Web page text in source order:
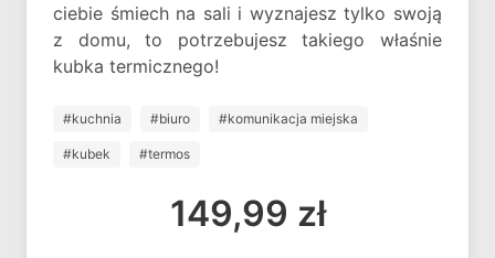
ciebie śmiech na sali i wyznajesz tylko swoją
z domu, to potrzebujesz takiego właśnie
kubka termicznego!
#kuchnia #biuro #komunikacja miejska
#kubek #termos
149,99 zł